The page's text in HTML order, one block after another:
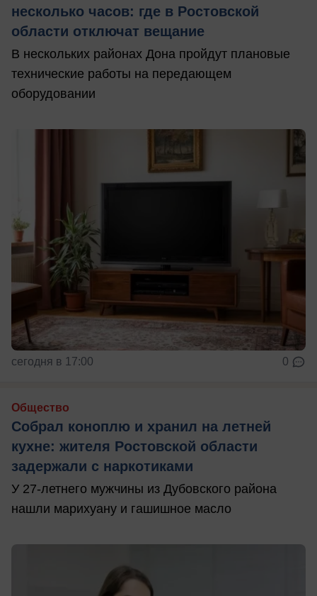
несколько часов: где в Ростовской
области отключат вещание
В нескольких районах Дона пройдут плановые
технические работы на передающем
оборудовании
сегодня в 17:00 0
Общество
Собрал коноплю и хранил на летней
кухне: жителя Ростовской области
задержали с наркотиками
У 27-летнего мужчины из Дубовского района
нашли марихуану и гашишное масло